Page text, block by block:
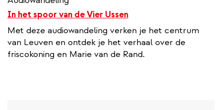
In het spoor van de Vier Ussen
Met deze audiowandeling verken je het centrum
van Leuven en ontdek je het verhaal over de
friscokoning en Marie van de Rand.